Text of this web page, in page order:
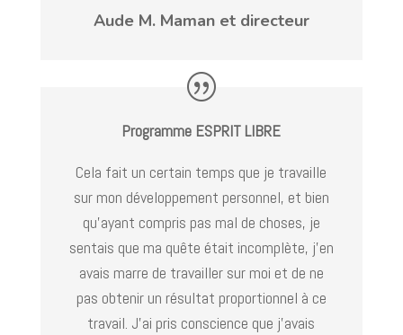
Aude M. Maman et directeur
Programme ESPRIT LIBRE
Cela fait un certain temps que je travaille
sur mon développement personnel, et bien
qu’ayant compris pas mal de choses, je
sentais que ma quête était incomplète, j’en
avais marre de travailler sur moi et de ne
pas obtenir un résultat proportionnel à ce
travail. J’ai pris conscience que j’avais